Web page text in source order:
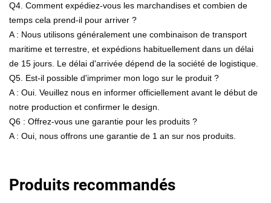
Q4. Comment expédiez-vous les marchandises et combien de
temps cela prend-il pour arriver ?
A : Nous utilisons généralement une combinaison de transport
maritime et terrestre, et expédions habituellement dans un délai
de 15 jours. Le délai d'arrivée dépend de la société de logistique.
Q5. Est-il possible d'imprimer mon logo sur le produit ?
A : Oui. Veuillez nous en informer officiellement avant le début de
notre production et confirmer le design.
Q6 : Offrez-vous une garantie pour les produits ?
A : Oui, nous offrons une garantie de 1 an sur nos produits.
Produits recommandés